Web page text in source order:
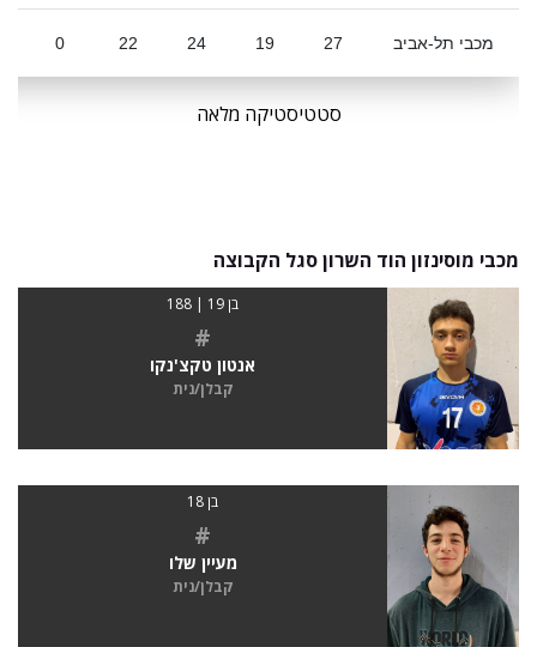
מכבי תל-אביב 27
19
24
22
0
סטטיסטיקה מלאה
מכבי מוסינזון הוד השרון סגל הקבוצה
בן 19 | 188
#
אנטון טקצ'נקו
קבלן/נית
בן 18
#
מעיין שלו
קבלן/נית